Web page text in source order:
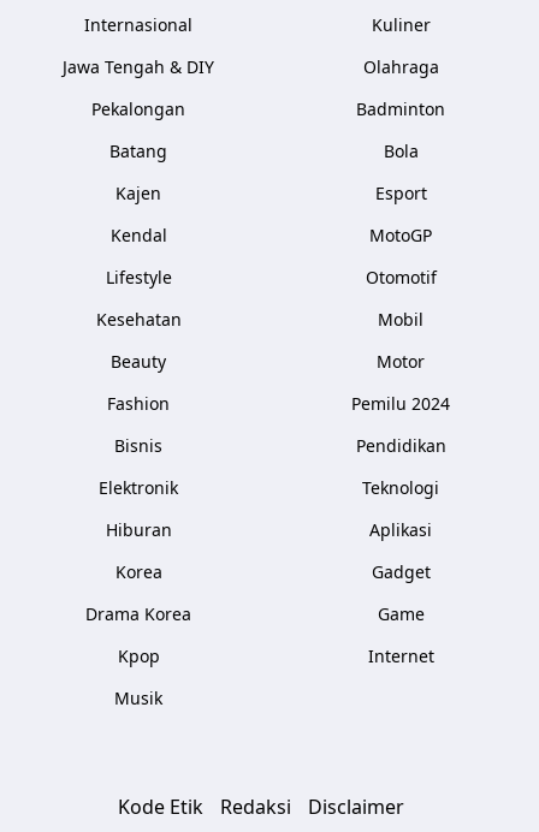
Internasional
Jawa Tengah & DIY
Pekalongan
Batang
Kajen
Kendal
Lifestyle
Kesehatan
Beauty
Fashion
Bisnis
Elektronik
Hiburan
Korea
Drama Korea
Kpop
Musik
Kuliner
Olahraga
Badminton
Bola
Esport
MotoGP
Otomotif
Mobil
Motor
Pemilu 2024
Pendidikan
Teknologi
Aplikasi
Gadget
Game
Internet
Kode Etik Redaksi Disclaimer